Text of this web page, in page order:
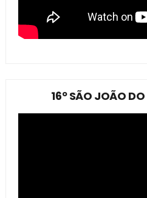
16º SÃO JOÃO